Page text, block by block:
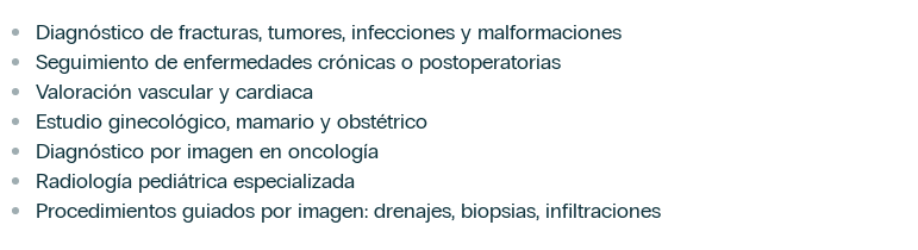
Diagnóstico de fracturas, tumores, infecciones y malformaciones
Seguimiento de enfermedades crónicas o postoperatorias
Valoración vascular y cardiaca
Estudio ginecológico, mamario y obstétrico
Diagnóstico por imagen en oncología
Radiología pediátrica especializada
Procedimientos guiados por imagen: drenajes, biopsias, infiltraciones